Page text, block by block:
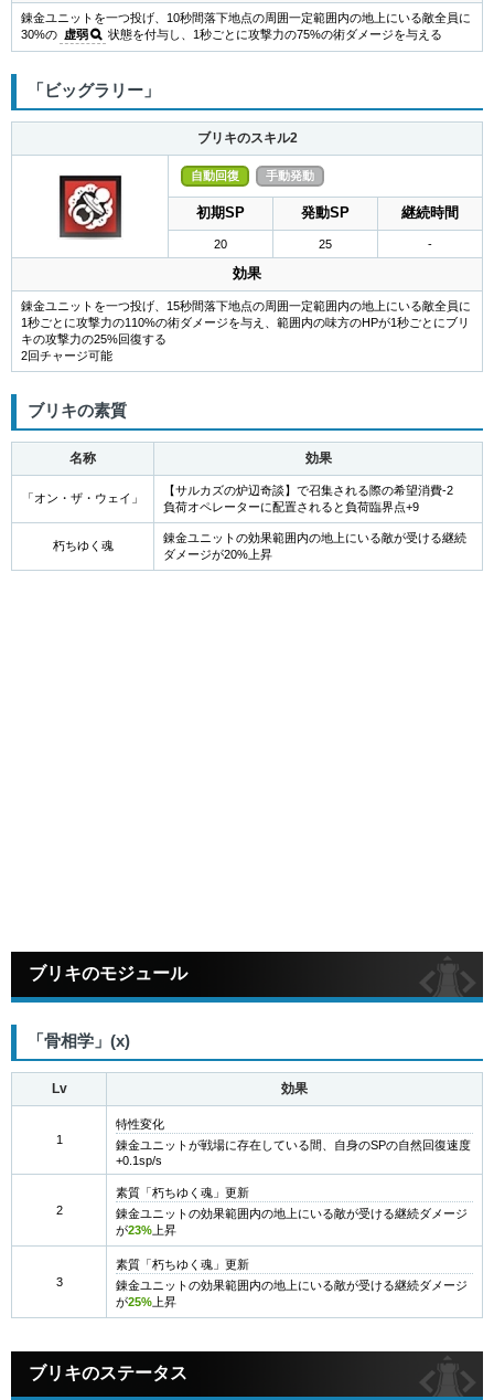
錬金ユニットを一つ投げ、10秒間落下地点の周囲一定範囲内の地上にいる敵全員に
30%の 虚弱 状態を付与し、1秒ごとに攻撃力の75%の術ダメージを与える
「ビッグラリー」
ブリキのスキル2
自動回復 手動発動
初期SP 発動SP 継続時間
20 25 -
効果
錬金ユニットを一つ投げ、15秒間落下地点の周囲一定範囲内の地上にいる敵全員に
1秒ごとに攻撃力の110%の術ダメージを与え、範囲内の味方のHPが1秒ごとにブリ
キの攻撃力の25%回復する
2回チャージ可能
ブリキの素質
名称 効果
「オン・ザ・ウェイ」
【サルカズの炉辺奇談】で召集される際の希望消費-2
負荷オペレーターに配置されると負荷臨界点+9
朽ちゆく魂
錬金ユニットの効果範囲内の地上にいる敵が受ける継続
ダメージが20%上昇
ブリキのモジュール
「骨相学」(x)
Lv 効果
1
特性変化
錬金ユニットが戦場に存在している間、自身のSPの自然回復速度
+0.1sp/s
2
素質「朽ちゆく魂」更新
錬金ユニットの効果範囲内の地上にいる敵が受ける継続ダメージ
が23% 上昇
3
素質「朽ちゆく魂」更新
錬金ユニットの効果範囲内の地上にいる敵が受ける継続ダメージ
が25% 上昇
ブリキのステータス